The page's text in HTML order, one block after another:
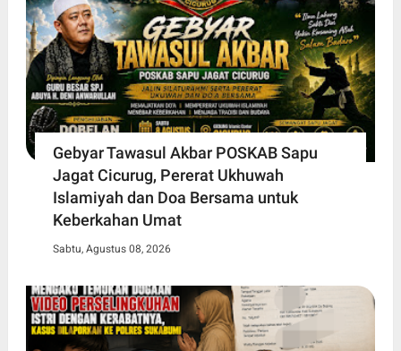
Gebyar Tawasul Akbar POSKAB Sapu
Jagat Cicurug, Pererat Ukhuwah
Islamiyah dan Doa Bersama untuk
Keberkahan Umat
Sabtu, Agustus 08, 2026